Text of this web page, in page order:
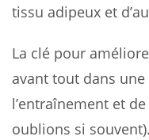
tissu adipeux et
La clé pour
avant tout dans
l’entraînement et
oublions si